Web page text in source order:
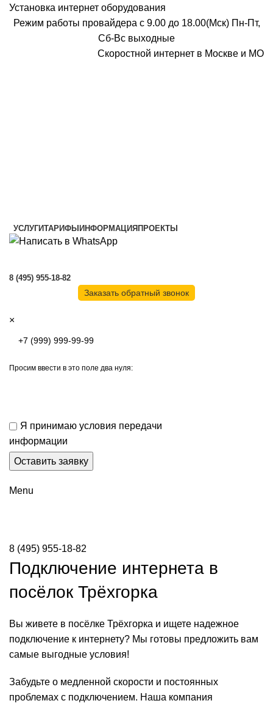
Установка интернет оборудования
Режим работы провайдера с 9.00 до 18.00(Мск) Пн-Пт,
Сб-Вс выходные
Скоростной интернет в Москве и МО
УСЛУГИТАРИФЫИНФОРМАЦИЯПРОЕКТЫ
8 (495) 955-18-82
Заказать обратный звонок
×
Просим ввести в это поле два нуля:
Я принимаю условия передачи
информации
Menu
8 (495) 955-18-82
Подключение интернета в
посёлок Трёхгорка
Вы живете в посёлке Трёхгорка и ищете надежное
подключение к интернету? Мы готовы предложить вам
самые выгодные условия!
Забудьте о медленной скорости и постоянных
проблемах с подключением. Наша компания